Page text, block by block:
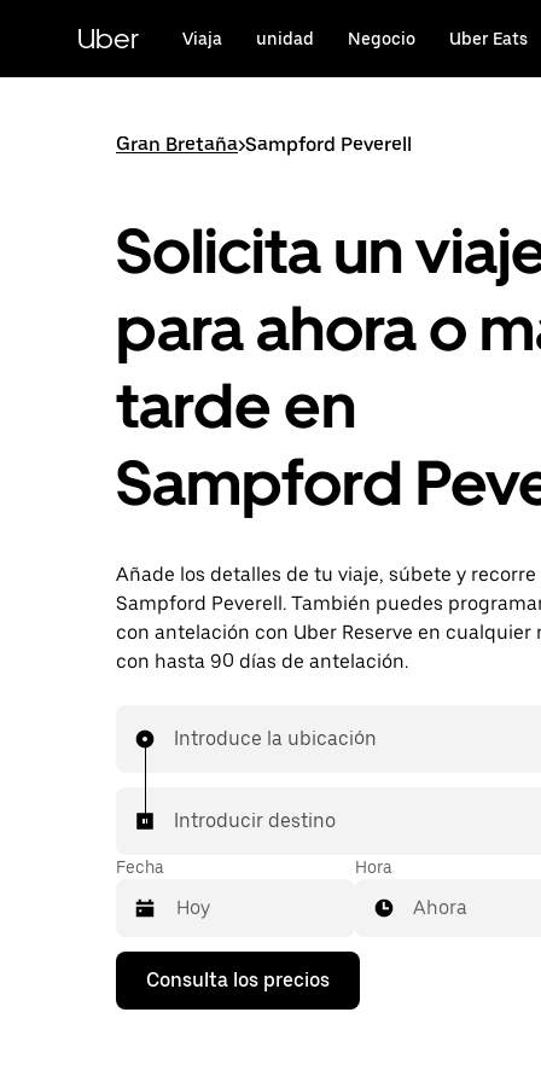
contenido
principal
Uber Viaja unidad Negocio Uber Eats
Gran Bretaña>Sampford Peverell
Solicita un
para ahora o
tarde en
Sampford
Añade los detalles de tu viaje, súbete y recorre
Sampford Peverell. También puedes
con antelación con Uber Reserve en cualquier
con hasta 90 días de antelación.
Introduce la ubicación
Introducir destino
Fecha
Pulsa
flecha
Hora
Ahora
Consulta los precios